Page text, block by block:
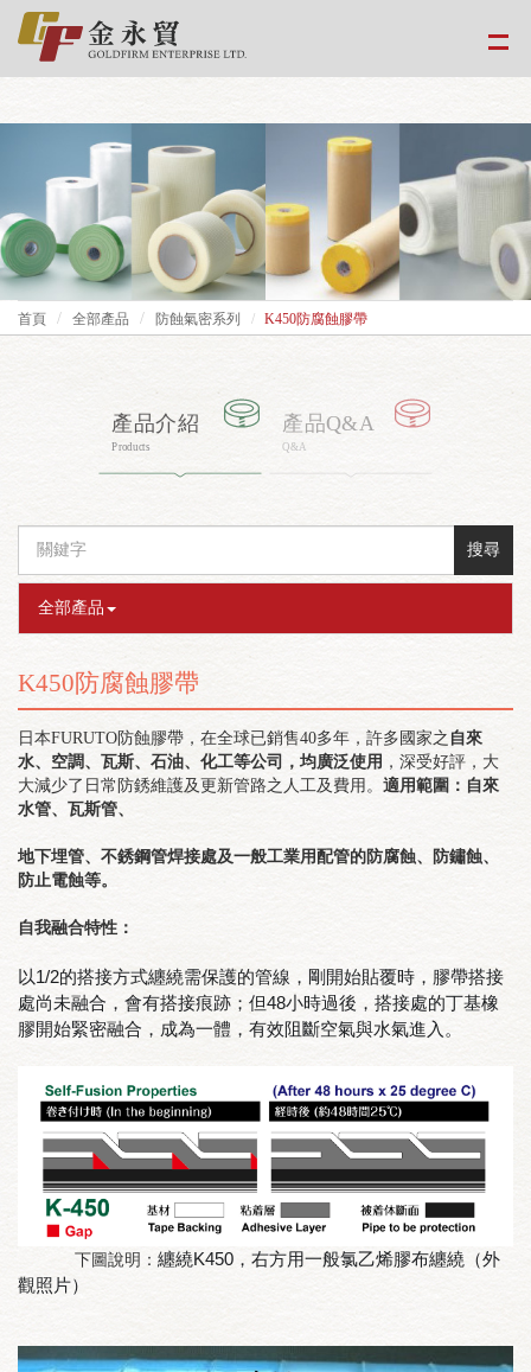
google-site-
verification=EvPoimA01gXxwXCpdefUUxzfHUTmBpMCMS46hwWJ2Xo
首頁 全部產品 防蝕氣密系列 K450防腐蝕膠帶
產品介紹
Products
產品Q&A
Q&A
搜尋
全部產品
K450防腐蝕膠帶
日本FURUTO防蝕膠帶，在全球已銷售40多年，許多國家之 自來
水、空調、瓦斯、石油、化工等公司，均廣泛使用 ，深受好評，大
大減少了日常防銹維護及更新管路之人工及費用。 適用範圍：自來
水管、瓦斯管、
地下埋管、不銹鋼管焊接處及一般工業用配管的防腐蝕、防鏽蝕、
防止電蝕等。
自我融合特性：
以1/2的搭接方式纏繞需保護的管線，剛開始貼覆時，膠帶搭接
處尚未融合，會有搭接痕跡；但48小時過後，搭接處的丁基橡
膠開始緊密融合，成為一體，有效阻斷空氣與水氣進入。
下圖說明： 纏繞K450，右方用一般氯乙烯膠布纏繞 （外
觀照片）